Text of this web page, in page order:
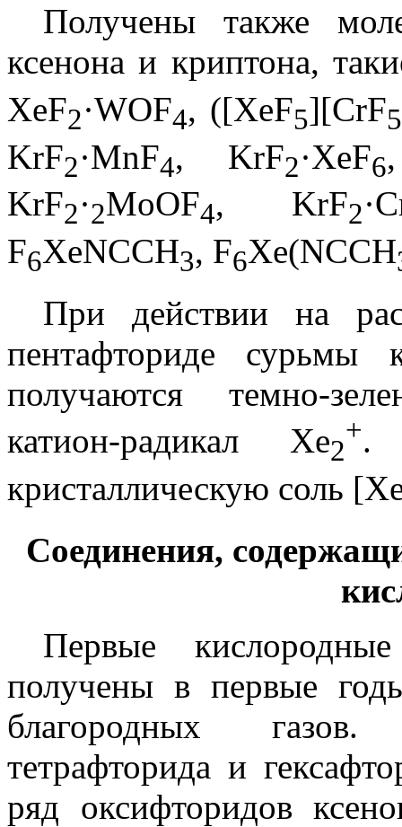
Получены также
ксенона и криптона,
XeF2·WOF4, ([XeF5][CrF5
KrF2·MnF4, KrF2·XeF6
KrF2·2MoOF4, KrF2
F6XeNCCH3, F6Xe(NCCH
При действии на
пентафториде сурьмы
получаются темно-
катион-радикал Xe2
+.
кристаллическую соль
Соединения,
Первые
получены в первые
благородных
тетрафторида и
ряд оксифторидов